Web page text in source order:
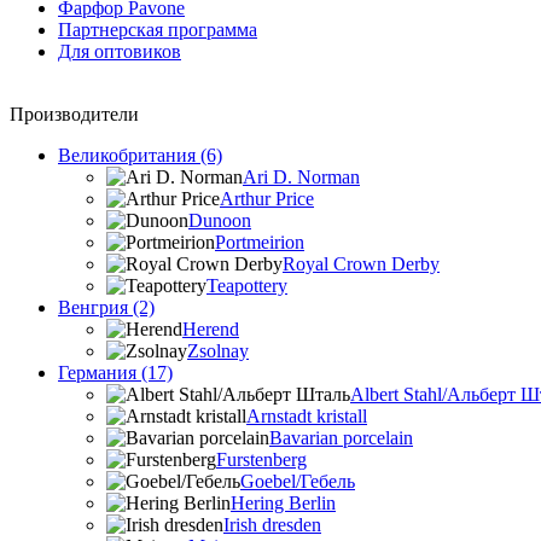
Фарфор Pavone
Партнерская программа
Для оптовиков
Производители
Великобритания (6)
Ari D. Norman
Arthur Price
Dunoon
Portmeirion
Royal Crown Derby
Teapottery
Венгрия (2)
Herend
Zsolnay
Германия (17)
Albert Stahl/Альбеpт
Arnstadt kristall
Bavarian porcelain
Furstenberg
Goebel/Гебель
Hering Berlin
Irish dresden